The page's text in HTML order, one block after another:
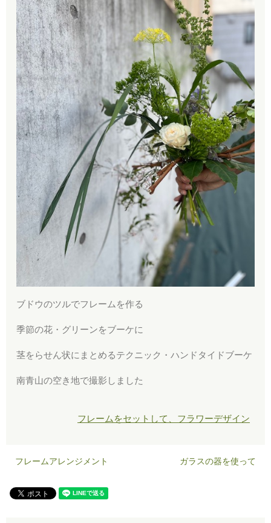
ブドウのツルでフレームを作る
季節の花・グリーンをブーケに
茎をらせん状にまとめるテクニック・ハンドタイドブーケ
南青山の空き地で撮影しました
フレームをセットして、フラワーデザイン
フレームアレンジメント ガラスの器を使って